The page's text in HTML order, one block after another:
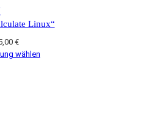
Linux“
€
wählen